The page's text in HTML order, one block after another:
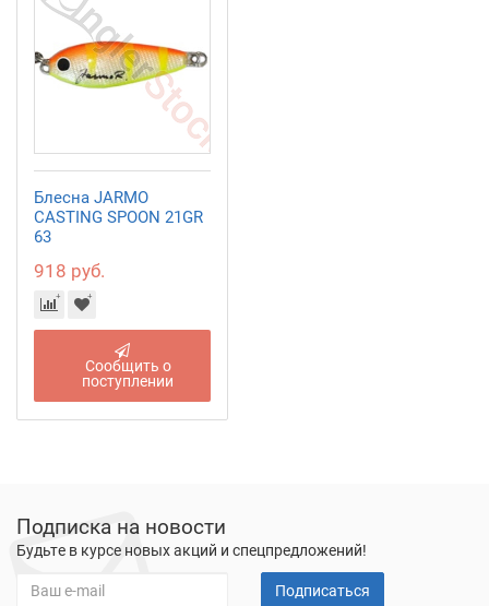
Блесна JARMO
CASTING SPOON 21GR
63
918 руб.
Сообщить о
поступлении
Подписка на новости
Будьте в курсе новых акций и спецпредложений!
Подписаться